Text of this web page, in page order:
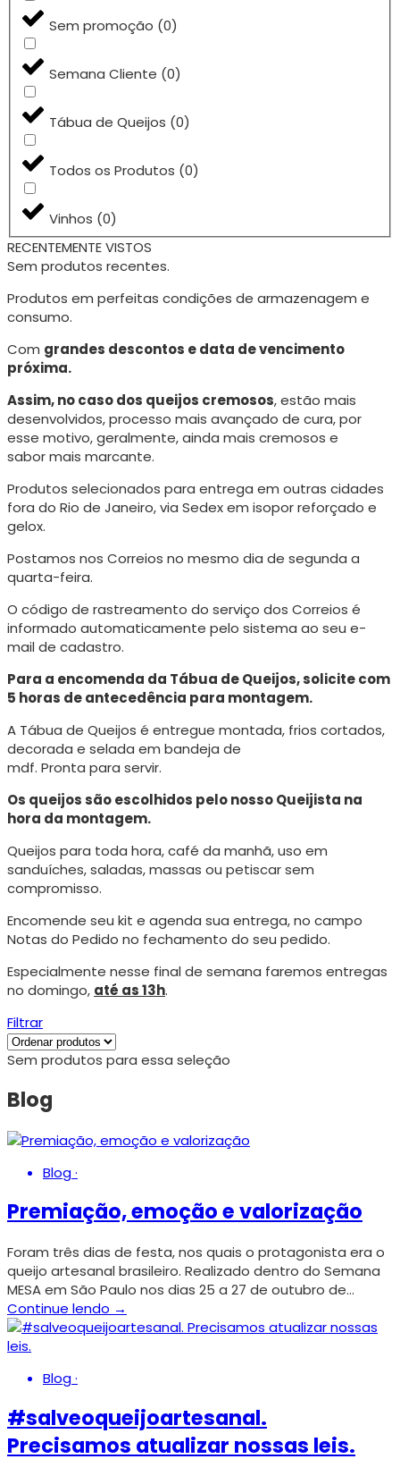
Sem promoção (0)
Semana Cliente (0)
Tábua de Queijos (0)
Todos os Produtos (0)
Vinhos (0)
RECENTEMENTE VISTOS
Sem produtos recentes.
Produtos em perfeitas condições de armazenagem e
consumo.
Com grandes descontos e data de vencimento
próxima.
Assim, no caso dos queijos cremosos, estão mais
desenvolvidos, processo mais avançado de cura, por
esse motivo, geralmente, ainda mais cremosos e
sabor mais marcante.
Produtos selecionados para entrega em outras cidades
fora do Rio de Janeiro, via Sedex em isopor reforçado e
gelox.
Postamos nos Correios no mesmo dia de segunda a
quarta-feira.
O código de rastreamento do serviço dos Correios é
informado automaticamente pelo sistema ao seu e-
mail de cadastro.
Para a encomenda da Tábua de Queijos, solicite com
5 horas de antecedência para montagem.
A Tábua de Queijos é entregue montada, frios cortados,
decorada e selada em bandeja de
mdf. Pronta para servir.
Os queijos são escolhidos pelo nosso Queijista na
hora da montagem.
Queijos para toda hora, café da manhã, uso em
sanduíches, saladas, massas ou petiscar sem
compromisso.
Encomende seu kit e agenda sua entrega, no campo
Notas do Pedido no fechamento do seu pedido.
Especialmente nesse final de semana faremos entregas
no domingo, até as 13h.
Filtrar
Sem produtos para essa seleção
Blog
Blog·
Premiação, emoção e valorização
Foram três dias de festa, nos quais o protagonista era o
queijo artesanal brasileiro. Realizado dentro do Semana
MESA em São Paulo nos dias 25 a 27 de outubro de…
Continue lendo →
Blog·
#salveoqueijoartesanal.
Precisamos atualizar nossas leis.